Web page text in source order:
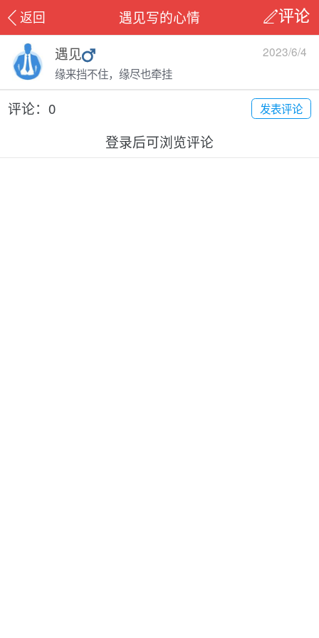
返回 评论
遇见写的心情
遇见
2023/6/4
缘来挡不住，缘尽也牵挂
发表评论
评论：0
登录后可浏览评论